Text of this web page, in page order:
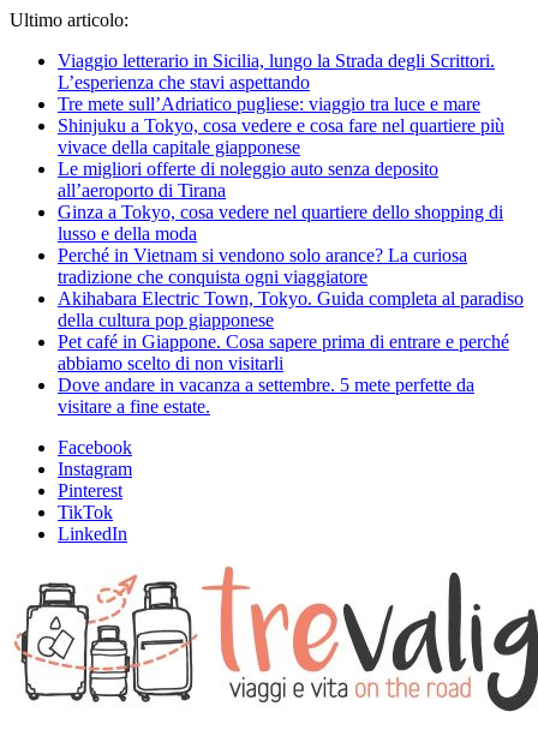
Ultimo articolo:
Viaggio letterario in Sicilia, lungo la Strada degli Scrittori.
L’esperienza che stavi aspettando
Tre mete sull’Adriatico pugliese: viaggio tra luce e mare
Shinjuku a Tokyo, cosa vedere e cosa fare nel quartiere più
vivace della capitale giapponese
Le migliori offerte di noleggio auto senza deposito
all’aeroporto di Tirana
Ginza a Tokyo, cosa vedere nel quartiere dello shopping di
lusso e della moda
Perché in Vietnam si vendono solo arance? La curiosa
tradizione che conquista ogni viaggiatore
Akihabara Electric Town, Tokyo. Guida completa al paradiso
della cultura pop giapponese
Pet café in Giappone. Cosa sapere prima di entrare e perché
abbiamo scelto di non visitarli
Dove andare in vacanza a settembre. 5 mete perfette da
visitare a fine estate.
Facebook
Instagram
Pinterest
TikTok
LinkedIn